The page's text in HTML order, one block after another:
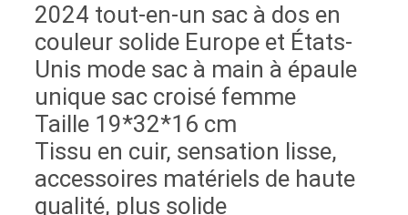
2024 tout-en-un sac à dos en
couleur solide Europe et États-
Unis mode sac à main à épaule
unique sac croisé femme
Taille 19*32*16 cm
Tissu en cuir, sensation lisse,
accessoires matériels de haute
qualité, plus solide